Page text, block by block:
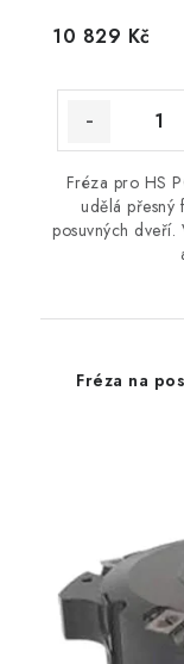
10 829 Kč
Fréza pro HS
udělá
posuvných
Fréza na